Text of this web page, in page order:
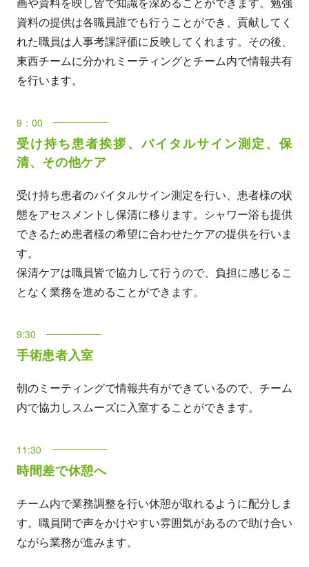
資料の提供は各職員誰でも行うことができ、貢献してく
れた職員は人事考課評価に反映してくれます。その後、
東西チームに分かれミーティングとチーム内で情報共有
を行います。
9：00
受け持ち患者挨拶、バイタルサイン測定、保
清、その他ケア
受け持ち患者のバイタルサイン測定を行い、患者様の状
態をアセスメントし保清に移ります。シャワー浴も提供
できるため患者様の希望に合わせたケアの提供を行いま
す。
保清ケアは職員皆で協力して行うので、負担に感じるこ
となく業務を進めることができます。
9:30
手術患者入室
朝のミーティングで情報共有ができているので、チーム
内で協力しスムーズに入室することができます。
11:30
時間差で休憩へ
チーム内で業務調整を行い休憩が取れるように配分しま
す。職員間で声をかけやすい雰囲気があるので助け合い
ながら業務が進みます。